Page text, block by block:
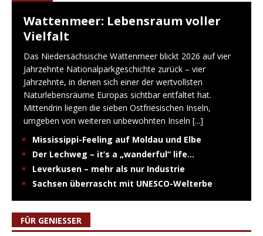
Wattenmeer: Lebensraum voller
Vielfalt
Das Niedersächsische Wattenmeer blickt 2026 auf vier
Jahrzehnte Nationalparkgeschichte zurück – vier
Jahrzehnte, in denen sich einer der wertvollsten
Naturlebensräume Europas sichtbar entfaltet hat.
Mittendrin liegen die sieben Ostfriesischen Inseln,
umgeben von weiteren unbewohnten Inseln [...]
Mississippi-Feeling auf Moldau und Elbe
Der Lechweg – it’s a „wanderful“ life…
Leverkusen – mehr als nur Industrie
Sachsen überrascht mit UNESCO-Welterbe
FÜR GENIESSER